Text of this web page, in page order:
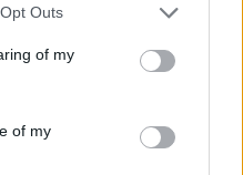
en cuenta que algún
tiene el derecho de
preferencias se aplicarán
nuevo en este sitio web o
Outs
of my
of my